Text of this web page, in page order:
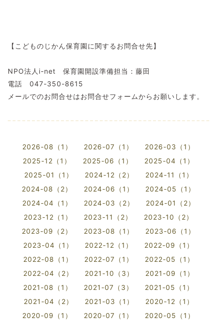
【こどものじかん保育園に関するお問合せ先】
NPO法人i-net 保育園開設準備担当：藤田
電話 047-350-8615
メールでのお問合せはお問合せフォームからお願いします。
2026-08（1） 2026-07（1）
2026-03（1）
2025-12（1）
2025-06（1）
2025-04（1）
2025-01（1）
2024-12（2）
2024-11（1）
2024-08（2）
2024-06（1）
2024-05（1）
2024-04（1）
2024-03（2）
2024-01（2）
2023-12（1）
2023-11（2）
2023-10（2）
2023-09（2）
2023-08（1）
2023-06（1）
2023-04（1）
2022-12（1）
2022-09（1）
2022-08（1）
2022-07（1）
2022-05（1）
2022-04（2）
2021-10（3）
2021-09（1）
2021-08（1）
2021-07（3）
2021-05（1）
2021-04（2）
2021-03（1）
2020-12（1）
2020-09（1）
2020-07（1）
2020-05（1）